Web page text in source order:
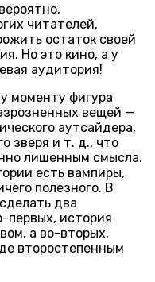
читателей,
остаток своей
Но это кино, а у
аудитория!
моменту фигура
вещей —
аутсайдера,
зверя и т. д., что
лишенным смысла.
есть вампиры,
полезного. В
два
первых, история
а во-вторых,
второстепенным